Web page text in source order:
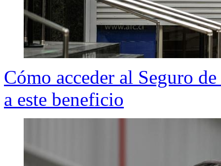
Cómo acceder al Seguro
a este beneficio